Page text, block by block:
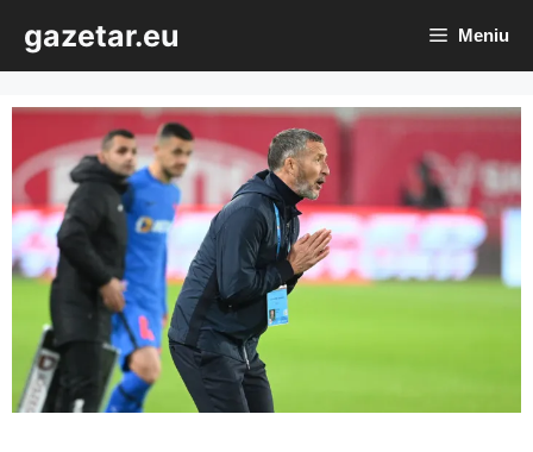
conținut
gazetar.eu Meniu